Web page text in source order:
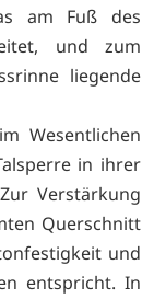
am Fuß des
und zum
liegende
Wesentlichen
in ihrer
Verstärkung
Querschnitt
und
entspricht. In